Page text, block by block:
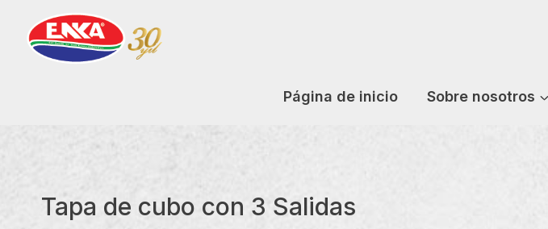
contenido
Página de inicio Sobre nosotros
Tapa de cubo con 3 Salidas